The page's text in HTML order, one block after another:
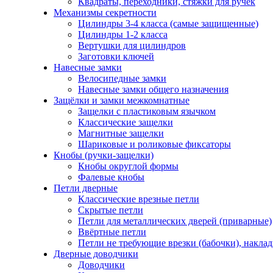
Механизмы секретности
Цилиндры 3-4 класса (самые защищенные)
Цилиндры 1-2 класса
Вертушки для цилиндров
Заготовки ключей
Навесные замки
Велосипедные замки
Навесные замки общего назначения
Защёлки и замки межкомнатные
Защелки с пластиковым язычком
Классические защелки
Магнитные защелки
Шариковые и роликовые фиксаторы
Кнобы (ручки-защелки)
Кнобы округлой формы
Фалевые кнобы
Петли дверные
Классические врезные петли
Скрытые петли
Петли для металлических дверей (приварные)
Ввёртные петли
Петли не требующие врезки (бабочки),
Дверные доводчики
Доводчики